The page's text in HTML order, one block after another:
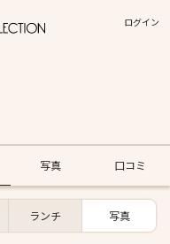
ログイン
写真 口コミ
ランチ 写真